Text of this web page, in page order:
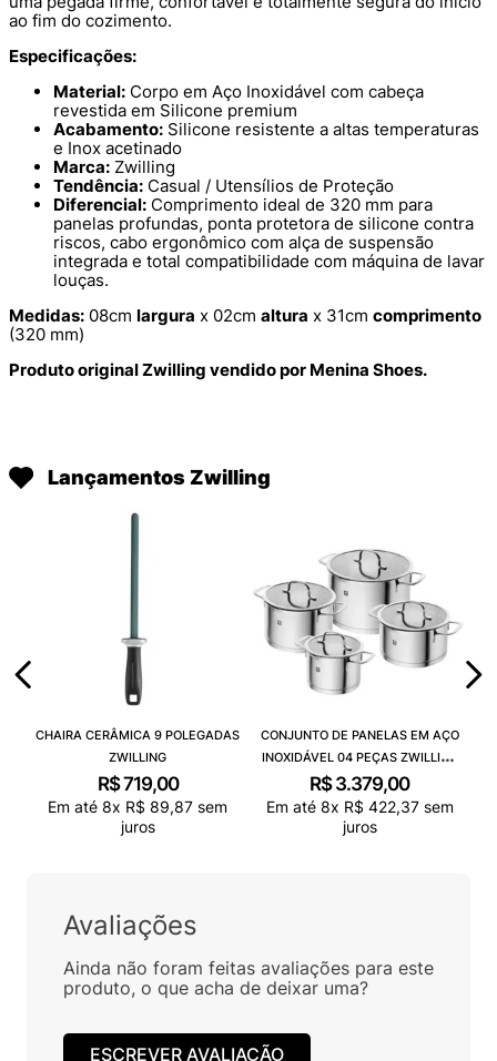
ao fim do cozimento.
Especificações:
Material: Corpo em Aço Inoxidável com cabeça
revestida em Silicone premium
Acabamento: Silicone resistente a altas temperaturas
e Inox acetinado
Marca: Zwilling
Tendência: Casual / Utensílios de Proteção
Diferencial: Comprimento ideal de 320 mm para
panelas profundas, ponta protetora de silicone contra
riscos, cabo ergonômico com alça de suspensão
integrada e total compatibilidade com máquina de lavar
louças.
Medidas: 08cm largura x 02cm altura x 31cm comprimento
(320 mm)
Produto original Zwilling vendido por Menina Shoes.
Lançamentos Zwilling
CHAIRA CERÂMICA 9 POLEGADAS
ZWILLING
R$719,00
Em até 8x R$ 89,87 sem
juros
CONJUNTO DE PANELAS EM AÇO
INOXIDÁVEL 04 PEÇAS ZWILLING
TRUEFLOW
R$ 3.379,00
Em até 8x R$ 422,37sem
juros
Avaliações
Ainda não foram feitas avaliações para este
produto, o que acha de deixar uma?
ESCREVER AVALIAÇÃO